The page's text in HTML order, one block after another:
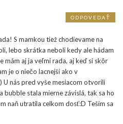
S mamkou tiež chodievame na
lebo skrátka neboli kedy ale hádam
mám aj ja veľmi rada, aj keď si skôr
je o niečo lacnejší ako v
nás pred vyše mesiacom otvorili
bubble stala mierne závislá, tak sa ho
naň utratila celkom dosť:D Teším sa
ODPOVEDAŤ